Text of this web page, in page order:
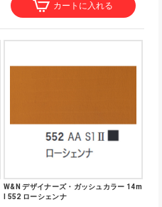
カートに入れる
W&N デザイナーズ・ガッシュカラー 14m
l 552 ローシェンナ